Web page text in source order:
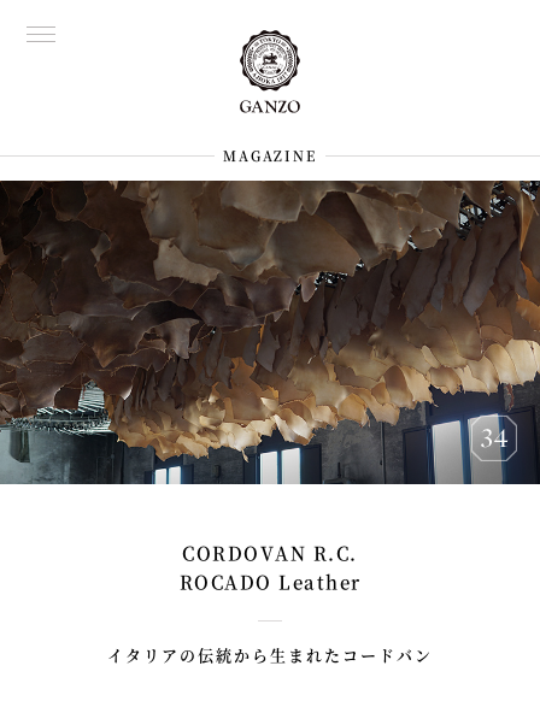
MAGAZINE
CORDOVAN R.C.
ROCADO Leather
イタリアの伝統から生まれたコードバン